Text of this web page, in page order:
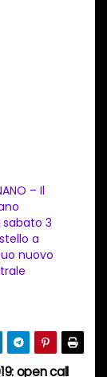
– Il
3
a
nuovo
open call